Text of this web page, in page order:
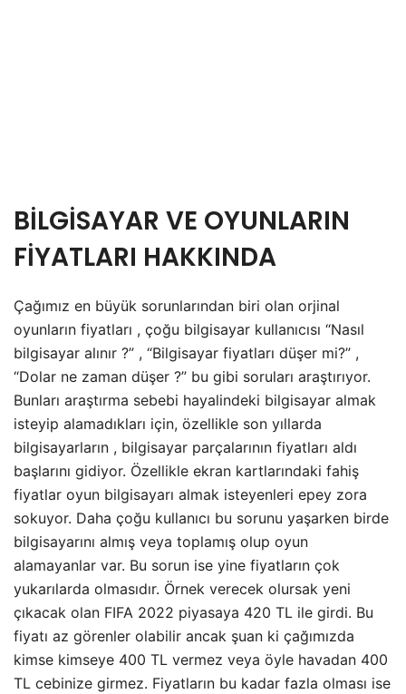
BİLGİSAYAR VE OYUNLARIN
FİYATLARI HAKKINDA
Çağımız en büyük sorunlarından biri olan orjinal
oyunların fiyatları , çoğu bilgisayar kullanıcısı “Nasıl
bilgisayar alınır ?” , “Bilgisayar fiyatları düşer mi?” ,
“Dolar ne zaman düşer ?” bu gibi soruları araştırıyor.
Bunları araştırma sebebi hayalindeki bilgisayar almak
isteyip alamadıkları için, özellikle son yıllarda
bilgisayarların , bilgisayar parçalarının fiyatları aldı
başlarını gidiyor. Özellikle ekran kartlarındaki fahiş
fiyatlar oyun bilgisayarı almak isteyenleri epey zora
sokuyor. Daha çoğu kullanıcı bu sorunu yaşarken birde
bilgisayarını almış veya toplamış olup oyun
alamayanlar var. Bu sorun ise yine fiyatların çok
yukarılarda olmasıdır. Örnek verecek olursak yeni
çıkacak olan FIFA 2022 piyasaya 420 TL ile girdi. Bu
fiyatı az görenler olabilir ancak şuan ki çağımızda
kimse kimseye 400 TL vermez veya öyle havadan 400
TL cebinize girmez. Fiyatların bu kadar fazla olması ise